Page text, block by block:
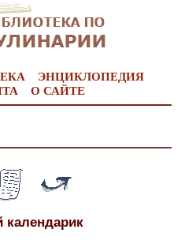
ЭНЦИКЛОПЕДИЯ
О САЙТЕ